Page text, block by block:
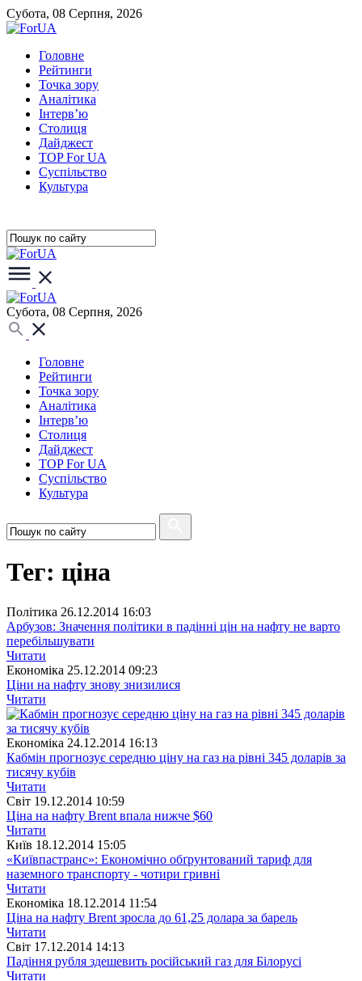
Субота, 08 Серпня, 2026
Головне
Рейтинги
Точка зору
Аналітика
Інтерв’ю
Столиця
Дайджест
TOP For UA
Суспiльство
Культура
Субота, 08 Серпня, 2026
Головне
Рейтинги
Точка зору
Аналітика
Інтерв’ю
Столиця
Дайджест
TOP For UA
Суспiльство
Культура
Тег: ціна
Полiтика 26.12.2014 16:03
Арбузов: Значення політики в падінні цін на нафту не варто
перебільшувати
Читати
Економіка 25.12.2014 09:23
Ціни на нафту знову знизилися
Читати
Економіка 24.12.2014 16:13
Кабмін прогнозує середню ціну на газ на рівні 345 доларів за
тисячу кубів
Читати
Свiт 19.12.2014 10:59
Ціна на нафту Brent впала нижче $60
Читати
Київ 18.12.2014 15:05
«Київпастранс»: Економічно обґрунтований тариф для
наземного транспорту - чотири гривні
Читати
Економіка 18.12.2014 11:54
Ціна на нафту Brent зросла до 61,25 долара за барель
Читати
Свiт 17.12.2014 14:13
Падіння рубля здешевить російський газ для Білорусі
Читати